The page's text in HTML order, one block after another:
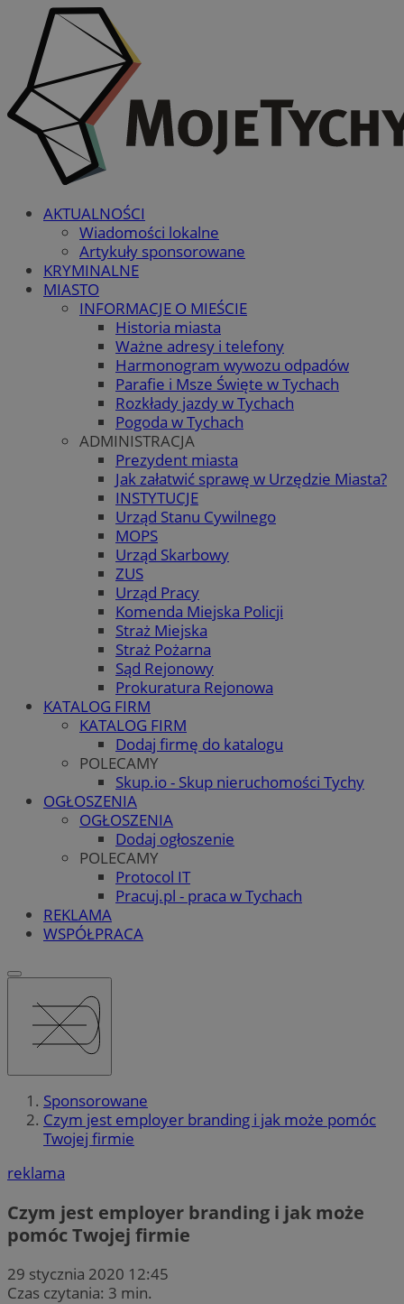
AKTUALNOŚCI
Wiadomości lokalne
Artykuły sponsorowane
KRYMINALNE
MIASTO
INFORMACJE O MIEŚCIE
Historia miasta
Ważne adresy i telefony
Harmonogram wywozu odpadów
Parafie i Msze Święte w Tychach
Rozkłady jazdy w Tychach
Pogoda w Tychach
ADMINISTRACJA
Prezydent miasta
Jak załatwić sprawę w Urzędzie Miasta?
INSTYTUCJE
Urząd Stanu Cywilnego
MOPS
Urząd Skarbowy
ZUS
Urząd Pracy
Komenda Miejska Policji
Straż Miejska
Straż Pożarna
Sąd Rejonowy
Prokuratura Rejonowa
KATALOG FIRM
KATALOG FIRM
Dodaj firmę do katalogu
POLECAMY
Skup.io - Skup nieruchomości Tychy
OGŁOSZENIA
OGŁOSZENIA
Dodaj ogłoszenie
POLECAMY
Protocol IT
Pracuj.pl - praca w Tychach
REKLAMA
WSPÓŁPRACA
Sponsorowane
Czym jest employer branding i jak może pomóc
Twojej firmie
reklama
Czym jest employer branding i jak może
pomóc Twojej firmie
29 stycznia 2020 12:45
Czas czytania: 3 min.